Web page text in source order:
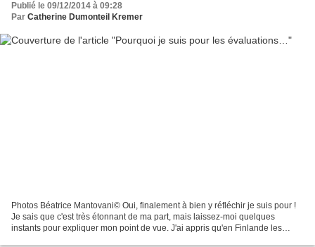
Publié le 09/12/2014 à 09:28
Par Catherine Dumonteil Kremer
Photos Béatrice Mantovani© Oui, finalement à bien y réfléchir je suis pour !
Je sais que c'est très étonnant de ma part, mais laissez-moi quelques
instants pour expliquer mon point de vue. J'ai appris qu'en Finlande les